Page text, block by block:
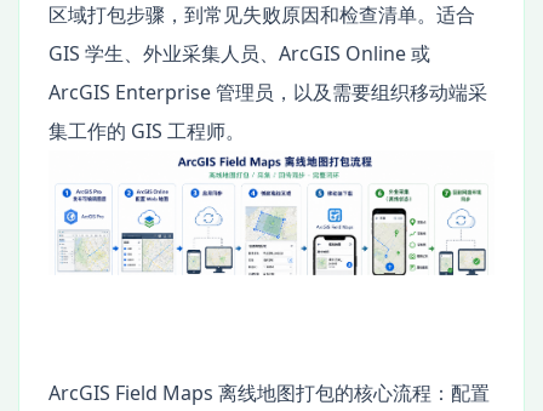
区域打包步骤，到常见失败原因和检查清单。适合
GIS 学生、外业采集人员、ArcGIS Online 或
ArcGIS Enterprise 管理员，以及需要组织移动端采
集工作的 GIS 工程师。
ArcGIS Field Maps 离线地图打包的核心流程：配置